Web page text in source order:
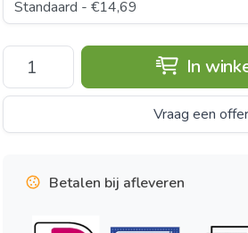
In
Vraag een
Betalen bij afleveren